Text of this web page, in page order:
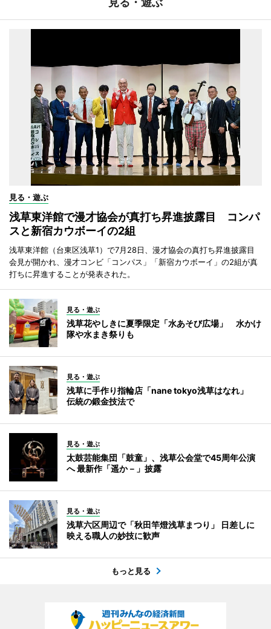
見る・遊ぶ
浅草東洋館で漫才協会が真打ち昇進披露目 コンパ
スと新宿カウボーイの2組
浅草東洋館（台東区浅草1）で7月28日、漫才協会の真打ち昇進披露目
会見が開かれ、漫才コンビ「コンパス」「新宿カウボーイ」の2組が真
打ちに昇進することが発表された。
見る・遊ぶ
浅草花やしきに夏季限定「水あそび広場」 水かけ
隊や水まき祭りも
見る・遊ぶ
浅草に手作り指輪店「nane tokyo浅草はなれ」
伝統の鍛金技法で
見る・遊ぶ
太鼓芸能集団「鼓童」、浅草公会堂で45周年公演
へ 最新作「遥か－」披露
見る・遊ぶ
浅草六区周辺で「秋田竿燈浅草まつり」 日差しに
映える職人の妙技に歓声
もっと見る